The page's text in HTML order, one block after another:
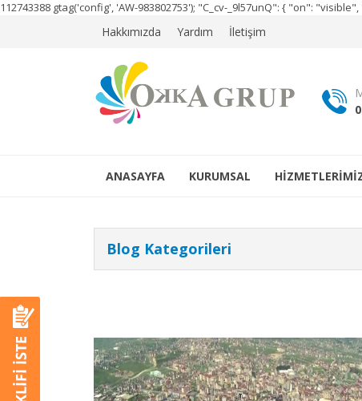
112743388 gtag('config', 'AW-983802753'); "C_cv-_9l57unQ": { "on":
Hakkımızda Yardım İletişim
ANASAYFA KURUMSAL
Blog Kategorileri